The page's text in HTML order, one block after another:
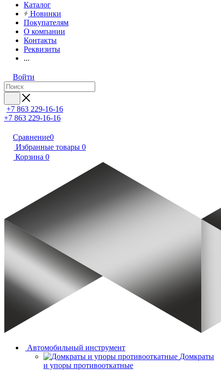
Каталог
Новинки
Покупателям
О компании
Контакты
Реквизиты
...
Войти
+7 863 229-16-16
+7 863 229-16-16
Сравнение0
Избранные товары 0
Корзина 0
Автомобильный инструмент
Домкраты
и упоры противооткатные